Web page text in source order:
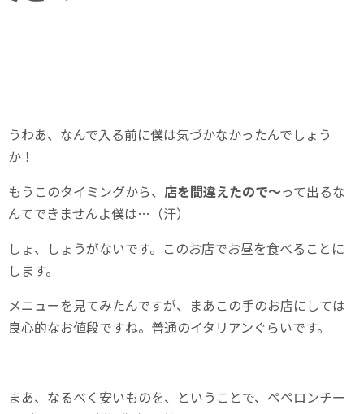
うわあ、なんで入る前に僕は気づかなかったんでしょう
か！
もうこのタイミングから、 店を間違えたので～って出るな
んてできませんよ僕は…（汗）
しょ、しょうがないです。このお店でお昼を食べることに
します。
メニューを見てみたんですが、まあこの手のお店にしては
良心的なお値段ですね。普通のイタリアンぐらいです。
まあ、なるべく安いものを、ということで、ペペロンチー